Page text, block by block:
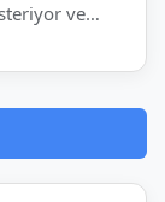
ve